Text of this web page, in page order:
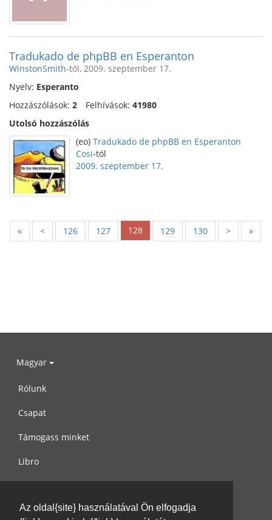
Az oldal{site} használatával Ön elfogadja
Tradukado de phpBB en Esperanton
WinstonSmith-tól, 2009. szeptember 17.
Nyelv: Esperanto
Hozzászólások: 2 Felhívások: 41980
Utolsó hozzászólás
(eo) Tradukado de phpBB en Esperanton
Cosi-tól
2009. szeptember 17.
« < 126 127 128 129 130 > »
Magyar
Rólunk
Csapat
Támogass minket
Libro
Használati feltételek